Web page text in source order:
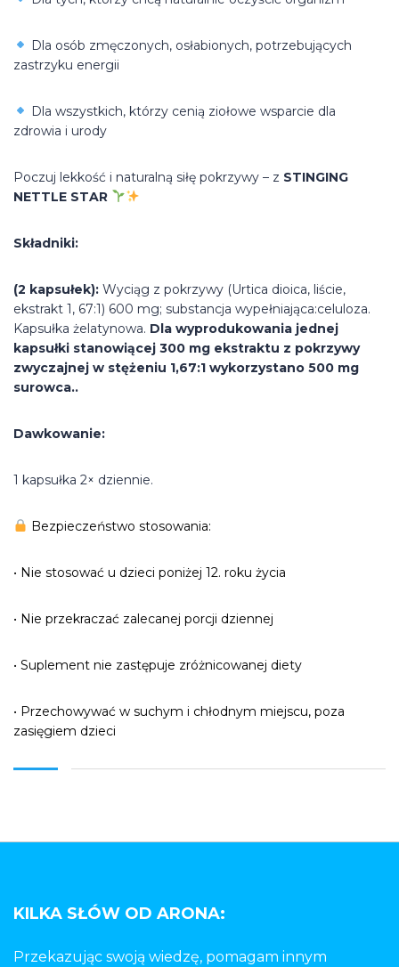
Dla osób zmęczonych, osłabionych, potrzebujących
zastrzyku energii
Dla wszystkich, którzy cenią ziołowe wsparcie dla
zdrowia i urody
Poczuj lekkość i naturalną siłę pokrzywy – z STINGING
NETTLE STAR
Składniki:
(2 kapsułek): Wyciąg z pokrzywy (Urtica dioica, liście,
ekstrakt 1, 67:1) 600 mg; substancja wypełniająca:celuloza.
Kapsułka żelatynowa. Dla wyprodukowania jednej
kapsułki stanowiącej 300 mg ekstraktu z pokrzywy
zwyczajnej w stężeniu 1,67:1 wykorzystano 500 mg
surowca..
Dawkowanie:
1 kapsułka 2× dziennie.
Bezpieczeństwo stosowania:
• Nie stosować u dzieci poniżej 12. roku życia
• Nie przekraczać zalecanej porcji dziennej
• Suplement nie zastępuje zróżnicowanej diety
• Przechowywać w suchym i chłodnym miejscu, poza
zasięgiem dzieci
KILKA SŁÓW OD ARONA:
Przekazując swoją wiedzę, pomagam innym